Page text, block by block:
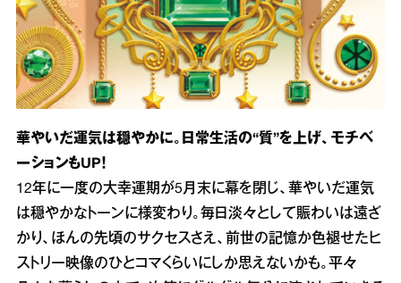
華やいだ運気は穏やかに。日常生活の“質”を上げ、モチベ
ーションもUP！
12年に一度の大幸運期が5月末に幕を閉じ、華やいだ運気
は穏やかなトーンに様変わり。毎日淡々として賑わいは遠ざ
かり、ほんの先頃のサクセスさえ、前世の記憶か色褪せたヒ
ストリー映像のひとコマくらいにしか思えないかも。平々